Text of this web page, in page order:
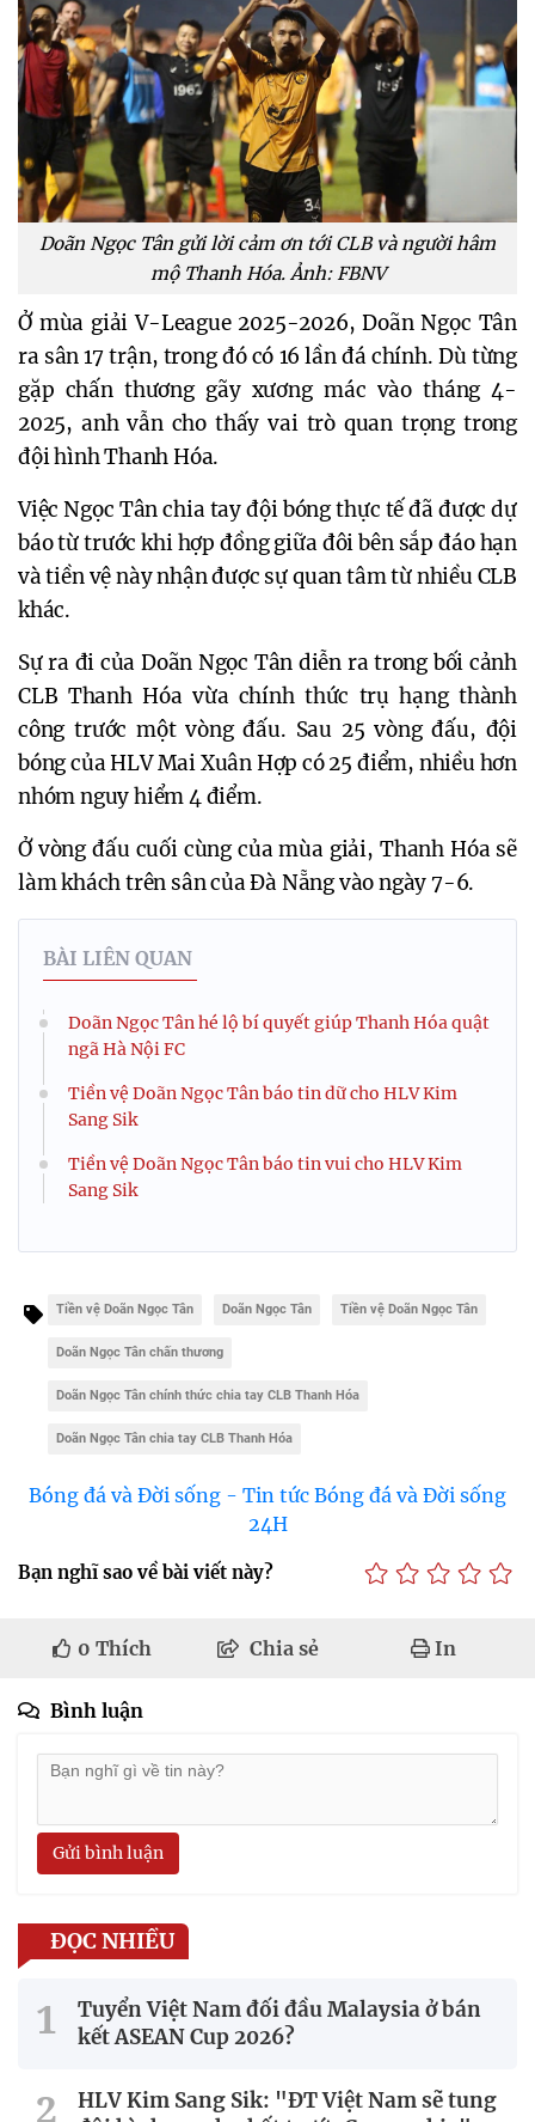
Doãn Ngọc Tân gửi lời cảm ơn tới CLB và người hâm
mộ Thanh Hóa. Ảnh: FBNV
Ở mùa giải V-League 2025-2026, Doãn Ngọc Tân
ra sân 17 trận, trong đó có 16 lần đá chính. Dù từng
gặp chấn thương gãy xương mác vào tháng 4-
2025, anh vẫn cho thấy vai trò quan trọng trong
đội hình Thanh Hóa.
Việc Ngọc Tân chia tay đội bóng thực tế đã được dự
báo từ trước khi hợp đồng giữa đôi bên sắp đáo hạn
và tiền vệ này nhận được sự quan tâm từ nhiều CLB
khác.
Sự ra đi của Doãn Ngọc Tân diễn ra trong bối cảnh
CLB Thanh Hóa vừa chính thức trụ hạng thành
công trước một vòng đấu. Sau 25 vòng đấu, đội
bóng của HLV Mai Xuân Hợp có 25 điểm, nhiều hơn
nhóm nguy hiểm 4 điểm.
Ở vòng đấu cuối cùng của mùa giải, Thanh Hóa sẽ
làm khách trên sân của Đà Nẵng vào ngày 7-6.
BÀI LIÊN QUAN
Doãn Ngọc Tân hé lộ bí quyết giúp Thanh Hóa quật
ngã Hà Nội FC
Tiền vệ Doãn Ngọc Tân báo tin dữ cho HLV Kim
Sang Sik
Tiền vệ Doãn Ngọc Tân báo tin vui cho HLV Kim
Sang Sik
Tiền vệ Doãn Ngọc Tân Doãn Ngọc Tân Tiền vệ Doãn Ngọc Tân
Doãn Ngọc Tân chấn thương
Doãn Ngọc Tân chính thức chia tay CLB Thanh Hóa
Doãn Ngọc Tân chia tay CLB Thanh Hóa
Bóng đá và Đời sống - Tin tức Bóng đá và Đời sống
24H
Bạn nghĩ sao về bài viết này?
0 Thích Chia sẻ In
Bình luận
Gửi bình luận
ĐỌC NHIỀU
Tuyển Việt Nam đối đầu Malaysia ở bán
kết ASEAN Cup 2026?
HLV Kim Sang Sik: "ĐT Việt Nam sẽ tung